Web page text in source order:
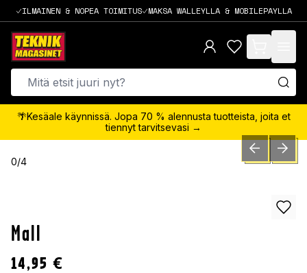
ILMAINEN & NOPEA TOIMITUS MAKSA WALLEYLLA & MOBILEPAYLLA
items in cart,
🌴Kesäale käynnissä. Jopa 70 % alennusta tuotteista, joita et
tiennyt tarvitsevasi →
0/4 PREVIOUSNEXT
Mall
14,95 €